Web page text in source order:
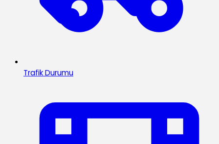
Trafik Durumu